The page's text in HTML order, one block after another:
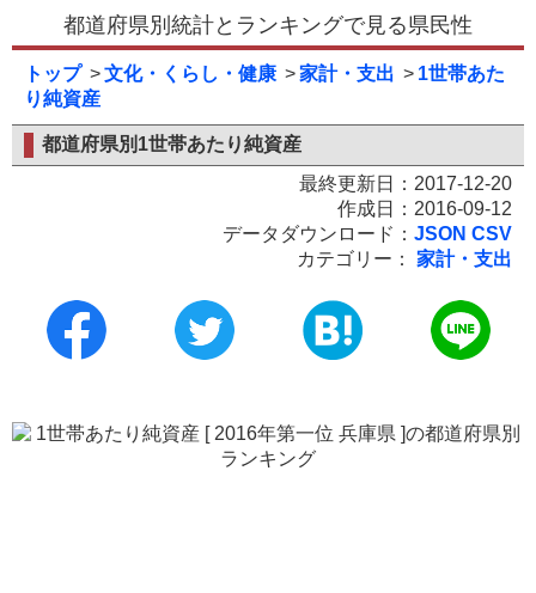
都道府県別統計とランキングで見る県民性
トップ 文化・くらし・健康 家計・支出
1世帯あた
り純資産
都道府県別1世帯あたり純資産
最終更新日：2017-12-20
作成日：2016-09-12
データダウンロード： JSON CSV
カテゴリー：
家計・支出